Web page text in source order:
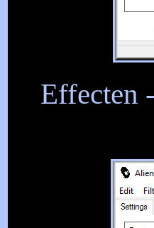
Effecten